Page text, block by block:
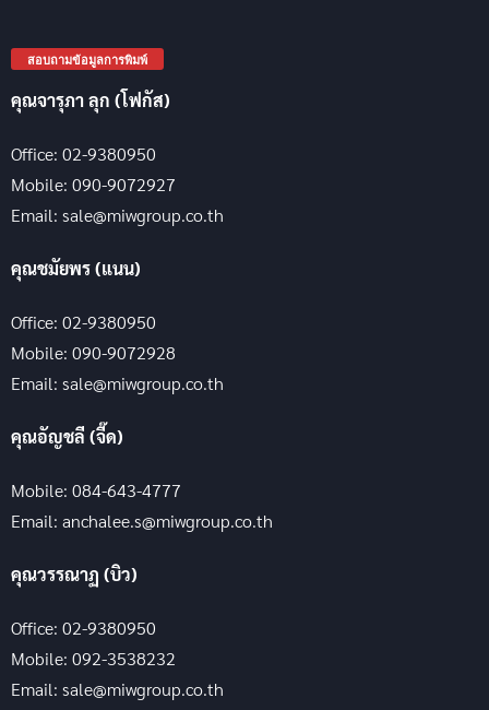
สอบถามข้อมูลการพิมพ์
คุณจารุภา ลุก (โฟกัส)
Office: 02-9380950
Mobile: 090-9072927
Email: sale@miwgroup.co.th
คุณชมัยพร (แนน)
Office: 02-9380950
Mobile: 090-9072928
Email: sale@miwgroup.co.th
คุณอัญชลี (จี๊ด)
Mobile: 084-643-4777
Email: anchalee.s@miwgroup.co.th
คุณวรรณาฏ (บิว)
Office: 02-9380950
Mobile: 092-3538232
Email: sale@miwgroup.co.th